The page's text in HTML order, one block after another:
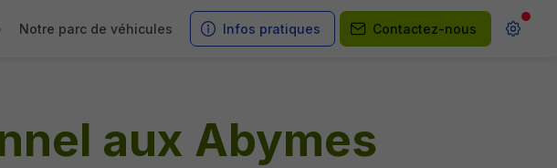
Notre parc de véhicules Infos pratiques Contactez-nous
aux Abymes